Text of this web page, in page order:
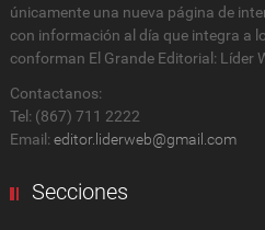
únicamente una nueva página de
con información al día que integra a
conforman El Grande Editorial: Líder
Contactanos:
Tel: (867) 711 2222
Email: editor.liderweb@gmail.com
Secciones